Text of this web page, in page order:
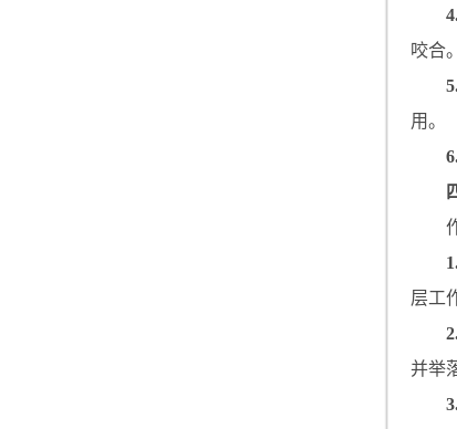
咬合。
用。
层工
并举